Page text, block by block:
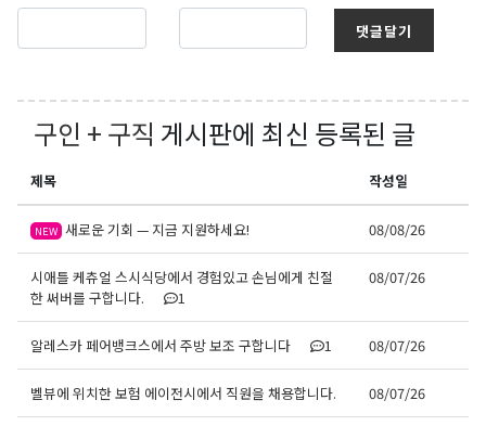
댓글달기
구인 + 구직 게시판에 최신 등록된 글
제목 작성일
NEW 새로운 기회 — 지금 지원하세요! 08/08/26
시애틀 케츄얼 스시식당에서 경험있고 손님에게 친절
한 써버를 구합니다.
1
08/07/26
알레스카 페어뱅크스에서 주방 보조 구합니다 1 08/07/26
벨뷰에 위치한 보험 에이전시에서 직원을 채용합니다. 08/07/26